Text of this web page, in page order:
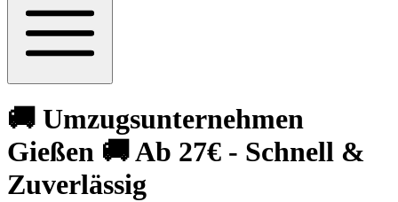
🚚 Umzugsunternehmen
Gießen 🚚 Ab 27€ - Schnell &
Zuverlässig‎